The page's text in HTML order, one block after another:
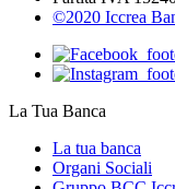
©2020 Iccrea
La Tua Banca
La tua banca
Organi Sociali